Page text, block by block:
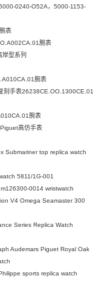
0240-O52A，5000-1153-
表
腕表
型系列
腕表
刻手表
腕表
高仿手表
Submariner top replica watch
5811/1G-001
0014 wristwatch
V4 Omega Seamaster 300
Series Replica Watch
Audemars Piguet Royal Oak
sports replica watch